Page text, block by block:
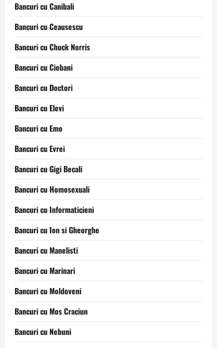
Bancuri cu Canibali
Bancuri cu Ceausescu
Bancuri cu Chuck Norris
Bancuri cu Ciobani
Bancuri cu Doctori
Bancuri cu Elevi
Bancuri cu Emo
Bancuri cu Evrei
Bancuri cu Gigi Becali
Bancuri cu Homosexuali
Bancuri cu Informaticieni
Bancuri cu Ion si Gheorghe
Bancuri cu Manelisti
Bancuri cu Marinari
Bancuri cu Moldoveni
Bancuri cu Mos Craciun
Bancuri cu Nebuni